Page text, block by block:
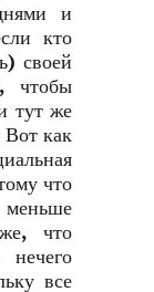
и
кто
своей
чтобы
тут же
Вот как
что
что
все